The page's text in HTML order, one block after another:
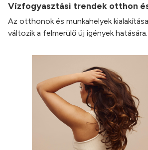
Vízfogyasztási trendek otthon
Az otthonok és munkahelyek
változik a felmerülő új igények hatására.